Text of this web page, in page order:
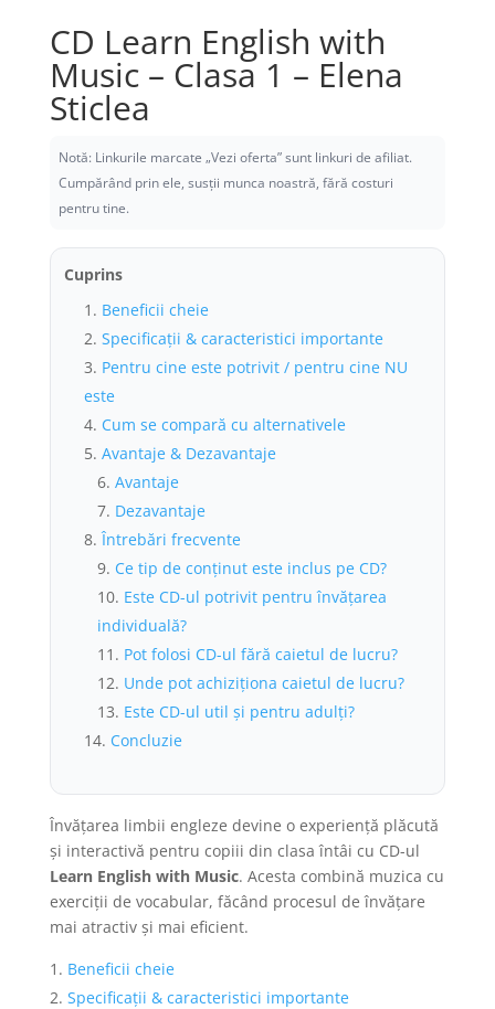
CD Learn English with
Music – Clasa 1 – Elena
Sticlea
Notă: Linkurile marcate „Vezi oferta” sunt linkuri de afiliat.
Cumpărând prin ele, susții munca noastră, fără costuri
pentru tine.
Cuprins
Beneficii cheie
Specificații & caracteristici importante
Pentru cine este potrivit / pentru cine NU
este
Cum se compară cu alternativele
Avantaje & Dezavantaje
Avantaje
Dezavantaje
Întrebări frecvente
Ce tip de conținut este inclus pe CD?
Este CD-ul potrivit pentru învățarea
individuală?
Pot folosi CD-ul fără caietul de lucru?
Unde pot achiziționa caietul de lucru?
Este CD-ul util și pentru adulți?
Concluzie
Învățarea limbii engleze devine o experiență plăcută
și interactivă pentru copiii din clasa întâi cu CD-ul
Learn English with Music. Acesta combină muzica cu
exerciții de vocabular, făcând procesul de învățare
mai atractiv și mai eficient.
Beneficii cheie
Specificații & caracteristici importante